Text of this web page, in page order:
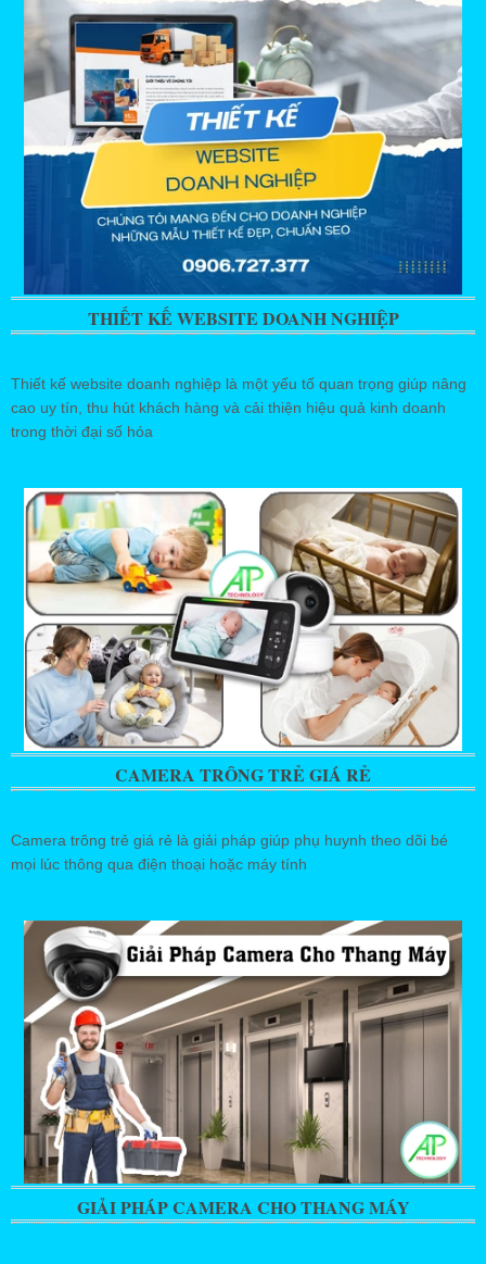
THIẾT KẾ WEBSITE DOANH NGHIỆP
Thiết kế website doanh nghiệp là một yếu tố quan trọng giúp nâng
cao uy tín, thu hút khách hàng và cải thiện hiệu quả kinh doanh
trong thời đại số hóa
CAMERA TRÔNG TRẺ GIÁ RẺ
Camera trông trẻ giá rẻ là giải pháp giúp phụ huynh theo dõi bé
mọi lúc thông qua điện thoại hoặc máy tính
GIẢI PHÁP CAMERA CHO THANG MÁY